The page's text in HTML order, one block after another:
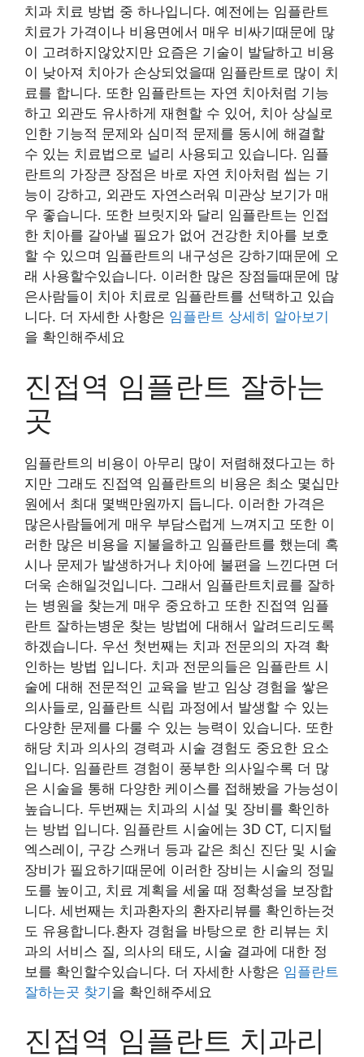
치과 치료 방법 중 하나입니다. 예전에는 임플란트
치료가 가격이나 비용면에서 매우 비싸기때문에 많
이 고려하지않았지만 요즘은 기술이 발달하고 비용
이 낮아져 치아가 손상되었을때 임플란트로 많이 치
료를 합니다. 또한 임플란트는 자연 치아처럼 기능
하고 외관도 유사하게 재현할 수 있어, 치아 상실로
인한 기능적 문제와 심미적 문제를 동시에 해결할
수 있는 치료법으로 널리 사용되고 있습니다. 임플
란트의 가장큰 장점은 바로 자연 치아처럼 씹는 기
능이 강하고, 외관도 자연스러워 미관상 보기가 매
우 좋습니다. 또한 브릿지와 달리 임플란트는 인접
한 치아를 갈아낼 필요가 없어 건강한 치아를 보호
할 수 있으며 임플란트의 내구성은 강하기때문에 오
래 사용할수있습니다. 이러한 많은 장점들때문에 많
은사람들이 치아 치료로 임플란트를 선택하고 있습
니다. 더 자세한 사항은 임플란트 상세히 알아보기
을 확인해주세요
진접역 임플란트 잘하는
곳
임플란트의 비용이 아무리 많이 저렴해졌다고는 하
지만 그래도 진접역 임플란트의 비용은 최소 몇십만
원에서 최대 몇백만원까지 듭니다. 이러한 가격은
많은사람들에게 매우 부담스럽게 느껴지고 또한 이
러한 많은 비용을 지불을하고 임플란트를 했는데 혹
시나 문제가 발생하거나 치아에 불편을 느낀다면 더
더욱 손해일것입니다. 그래서 임플란트치료를 잘하
는 병원을 찾는게 매우 중요하고 또한 진접역 임플
란트 잘하는병운 찾는 방법에 대해서 알려드리도록
하겠습니다. 우선 첫번째는 치과 전문의의 자격 확
인하는 방법 입니다. 치과 전문의들은 임플란트 시
술에 대해 전문적인 교육을 받고 임상 경험을 쌓은
의사들로, 임플란트 식립 과정에서 발생할 수 있는
다양한 문제를 다룰 수 있는 능력이 있습니다. 또한
해당 치과 의사의 경력과 시술 경험도 중요한 요소
입니다. 임플란트 경험이 풍부한 의사일수록 더 많
은 시술을 통해 다양한 케이스를 접해봤을 가능성이
높습니다. 두번째는 치과의 시설 및 장비를 확인하
는 방법 입니다. 임플란트 시술에는 3D CT, 디지털
엑스레이, 구강 스캐너 등과 같은 최신 진단 및 시술
장비가 필요하기때문에 이러한 장비는 시술의 정밀
도를 높이고, 치료 계획을 세울 때 정확성을 보장합
니다. 세번째는 치과환자의 환자리뷰를 확인하는것
도 유용합니다.환자 경험을 바탕으로 한 리뷰는 치
과의 서비스 질, 의사의 태도, 시술 결과에 대한 정
보를 확인할수있습니다. 더 자세한 사항은 임플란트
잘하는곳 찾기을 확인해주세요
진접역 임플란트 치과리